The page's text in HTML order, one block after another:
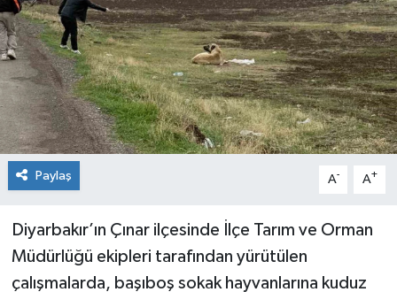
Paylaş A- A+
Diyarbakır’ın Çınar ilçesinde İlçe Tarım ve Orman
Müdürlüğü ekipleri tarafından yürütülen
çalışmalarda, başıboş sokak hayvanlarına kuduz
RESMİ İLANLAR
SAĞLIK
SİYASET
SOLHAN
SPOR